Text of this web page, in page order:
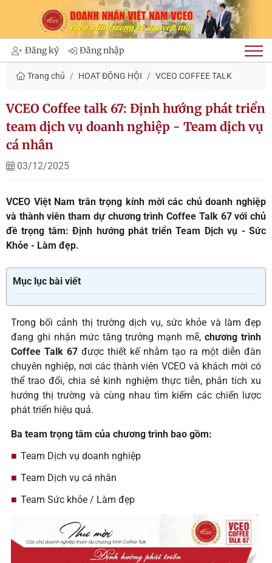
Đăng ký Đăng nhập
Trang chủ HOẠT ĐỘNG HỘI VCEO COFFEE TALK
VCEO Coffee talk 67: Định hướng phát triển
team dịch vụ doanh nghiệp - Team dịch vụ
cá nhân
03/12/2025
VCEO Việt Nam trân trọng kính mời các chủ doanh nghiệp
và thành viên tham dự chương trình Coffee Talk 67 với chủ
đề trọng tâm: Định hướng phát triển Team Dịch vụ - Sức
Khỏe - Làm đẹp.
Mục lục bài viết
Trong bối cảnh thị trường dịch vụ, sức khỏe và làm đẹp
đang ghi nhận mức tăng trưởng mạnh mẽ,chương trình
Coffee Talk 67 được thiết kế nhằm tạo ra một diễn đàn
chuyên nghiệp, nơi các thành viên VCEO và khách mời có
thể trao đổi, chia sẻ kinh nghiệm thực tiễn, phân tích xu
hướng thị trường và cùng nhau tìm kiếm các chiến lược
phát triển hiệu quả.
Ba team trọng tâm của chương trình bao gồm:
Team Dịch vụ doanh nghiệp
Team Dịch vụ cá nhân
Team Sức khỏe / Làm đẹp